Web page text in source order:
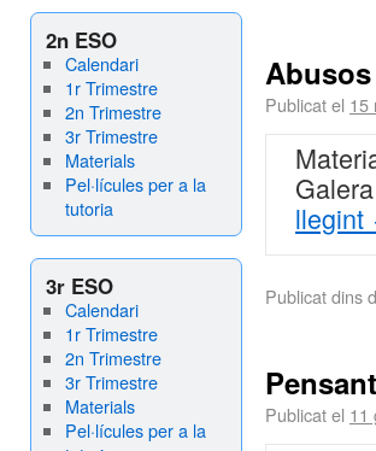
2n ESO
Calendari
1r Trimestre
2n Trimestre
3r Trimestre
Materials
Pel·lícules per a la
tutoria
3r ESO
Calendari
1r Trimestre
2n Trimestre
3r Trimestre
Materials
Pel·lícules per a la
Publicat el 15
llegint
Publicat dins
Publicat el 11